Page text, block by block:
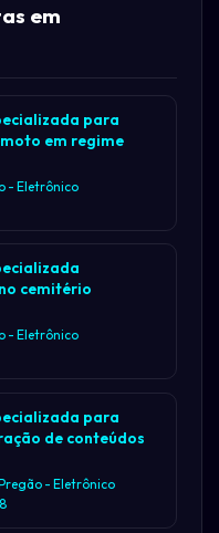
em
para
em regime
- Eletrônico
cemitério
- Eletrônico
para
de conteúdos
- Eletrônico